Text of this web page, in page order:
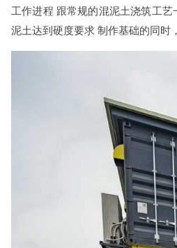
工作进程 跟常规的混泥土浇筑工
泥土达到硬度要求 制作基础的同时